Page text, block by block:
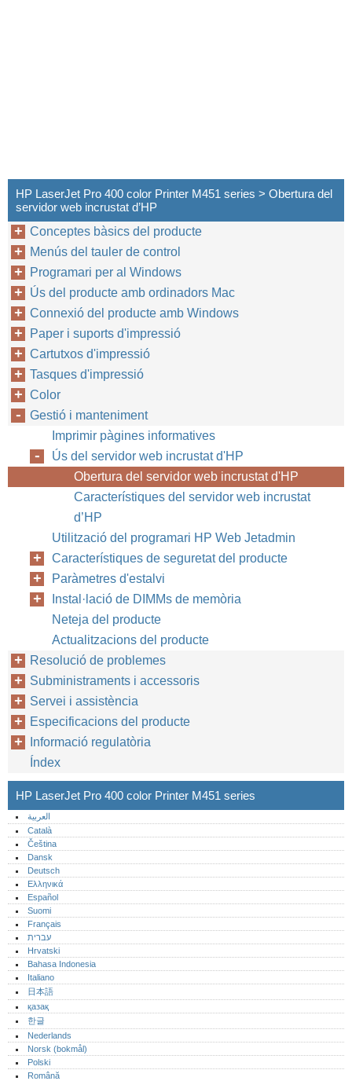
HP LaserJet Pro 400 color Printer M451 series > Obertura del
servidor web incrustat d’HP
Conceptes bàsics del producte
Menús del tauler de control
Programari per al Windows
Ús del producte amb ordinadors Mac
Connexió del producte amb Windows
Paper i suports d'impressió
Cartutxos d'impressió
Tasques d'impressió
Color
Gestió i manteniment
Imprimir pàgines informatives
Ús del servidor web incrustat d'HP
Obertura del servidor web incrustat d'HP
Característiques del servidor web incrustat
d’HP
Utilització del programari HP Web Jetadmin
Característiques de seguretat del producte
Paràmetres d'estalvi
Instal·lació de DIMMs de memòria
Neteja del producte
Actualitzacions del producte
Resolució de problemes
Subministraments i accessoris
Servei i assistència
Especificacions del producte
Informació regulatòria
Índex
HP LaserJet Pro 400 color Printer M451 series
العربية
Català
Čeština
Dansk
Deutsch
Ελληνικά
Español
Suomi
Français
עברית
Hrvatski
Bahasa Indonesia
Italiano
日本語
қазақ
한글
Nederlands
Norsk (bokmål)‎
Polski
Română